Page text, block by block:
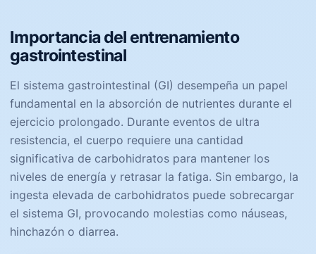
Importancia del entrenamiento
gastrointestinal
El sistema gastrointestinal (GI) desempeña un papel
fundamental en la absorción de nutrientes durante el
ejercicio prolongado. Durante eventos de ultra
resistencia, el cuerpo requiere una cantidad
significativa de carbohidratos para mantener los
niveles de energía y retrasar la fatiga. Sin embargo, la
ingesta elevada de carbohidratos puede sobrecargar
el sistema GI, provocando molestias como náuseas,
hinchazón o diarrea.